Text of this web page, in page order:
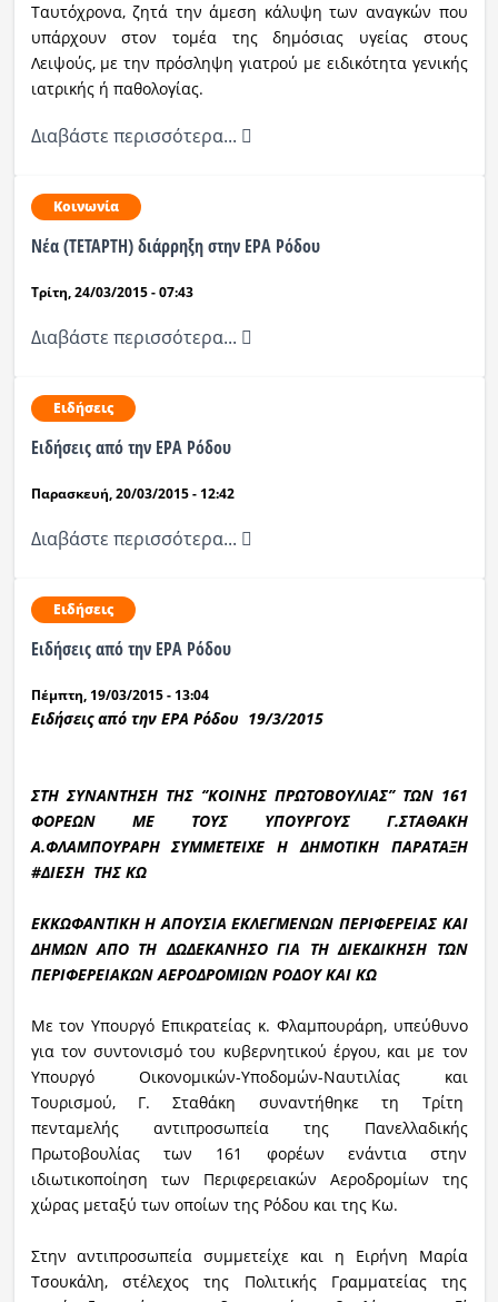
Ταυτόχρονα, ζητά την άμεση κάλυψη των αναγκών που
υπάρχουν στον τομέα της δημόσιας υγείας στους
Λειψούς, με την πρόσληψη γιατρού με ειδικότητα γενικής
ιατρικής ή παθολογίας.
Διαβάστε περισσότερα...
Κοινωνία
Νέα (ΤΕΤΑΡΤΗ) διάρρηξη στην ΕΡΑ Ρόδου
Τρίτη, 24/03/2015 - 07:43
Διαβάστε περισσότερα...
Ειδήσεις
Ειδήσεις από την ΕΡΑ Ρόδου
Παρασκευή, 20/03/2015 - 12:42
Διαβάστε περισσότερα...
Ειδήσεις
Ειδήσεις από την ΕΡΑ Ρόδου
Πέμπτη, 19/03/2015 - 13:04
Ειδήσεις από την ΕΡΑ Ρόδου 19/3/2015
ΣΤΗ ΣΥΝΑΝΤΗΣΗ ΤΗΣ ‘’ΚΟΙΝΗΣ ΠΡΩΤΟΒΟΥΛΙΑΣ’’ ΤΩΝ 161
ΦΟΡΕΩΝ ΜΕ ΤΟΥΣ ΥΠΟΥΡΓΟΥΣ Γ.ΣΤΑΘΑΚΗ
Α.ΦΛΑΜΠΟΥΡΑΡΗ ΣΥΜΜΕΤΕΙΧΕ Η ΔΗΜΟΤΙΚΗ ΠΑΡΑΤΑΞΗ
#ΔΙΕΣΗ ΤΗΣ ΚΩ
ΕΚΚΩΦΑΝΤΙΚΗ Η ΑΠΟΥΣΙΑ ΕΚΛΕΓΜΕΝΩΝ ΠΕΡΙΦΕΡΕΙΑΣ ΚΑΙ
ΔΗΜΩΝ ΑΠΟ ΤΗ ΔΩΔΕΚΑΝΗΣΟ ΓΙΑ ΤΗ ΔΙΕΚΔΙΚΗΣΗ ΤΩΝ
ΠΕΡΙΦΕΡΕΙΑΚΩΝ ΑΕΡΟΔΡΟΜΙΩΝ ΡΟΔΟΥ ΚΑΙ ΚΩ
Με τον Υπουργό Επικρατείας κ. Φλαμπουράρη, υπεύθυνο
για τον συντονισμό του κυβερνητικού έργου, και με τον
Υπουργό Οικονομικών-Υποδομών-Ναυτιλίας και
Τουρισμού, Γ. Σταθάκη συναντήθηκε τη Τρίτη
πενταμελής αντιπροσωπεία της Πανελλαδικής
Πρωτοβουλίας των 161 φορέων ενάντια στην
ιδιωτικοποίηση των Περιφερειακών Αεροδρομίων της
χώρας μεταξύ των οποίων της Ρόδου και της Κω.
Στην αντιπροσωπεία συμμετείχε και η Ειρήνη Μαρία
Τσουκάλη, στέλεχος της Πολιτικής Γραμματείας της